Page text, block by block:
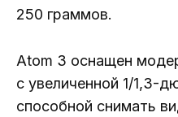
250 граммов.
Atom 3 оснащен
с увеличенной 1/1,3-
способной снимать